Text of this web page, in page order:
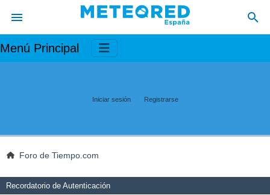
Menú Principal
Iniciar sesión Registrarse
Foro de Tiempo.com
Recordatorio de Autenticación